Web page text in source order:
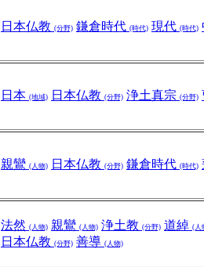
日本仏教 (分野) 鎌倉時代 (時代) 現代 (時代)
日本 (地域) 日本仏教 (分野) 浄土真宗 (分野)
親鸞 (人物) 日本仏教 (分野) 鎌倉時代 (時代)
法然 (人物) 親鸞 (人物) 浄土教 (分野) 道綽 (人
日本仏教 (分野) 善導 (人物)